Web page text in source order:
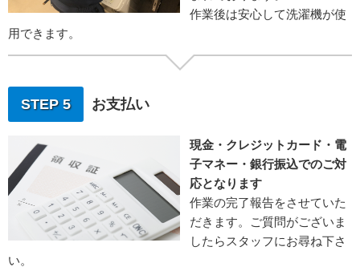
作業後は安心して洗濯機が使
用できます。
STEP 5 お支払い
現金・クレジットカード・電
子マネー・銀行振込でのご対
応となります
作業の完了報告をさせていた
だきます。ご質問がございま
したらスタッフにお尋ね下さ
い。